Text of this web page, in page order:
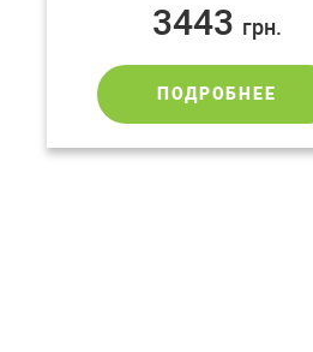
3443 грн.
ПОДРОБНЕЕ